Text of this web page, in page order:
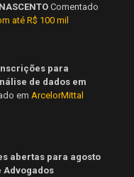
Comentado
até R$ 100 mil
para
de dados em
em ArcelorMittal
abertas para agosto
Advogados